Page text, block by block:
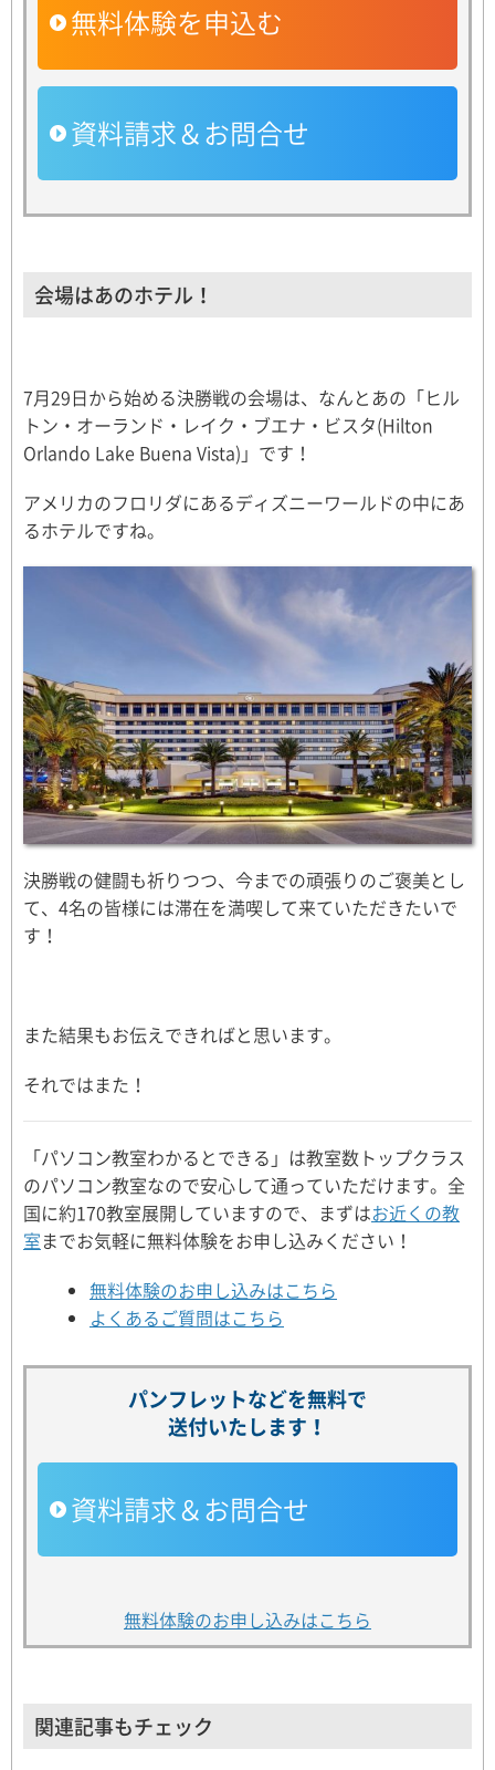
無料体験を申込む
資料請求＆お問合せ
会場はあのホテル！
7月29日から始める決勝戦の会場は、なんとあの「ヒル
トン・オーランド・レイク・ブエナ・ビスタ(Hilton
Orlando Lake Buena Vista)」です！
アメリカのフロリダにあるディズニーワールドの中にあ
るホテルですね。
決勝戦の健闘も祈りつつ、今までの頑張りのご褒美とし
て、4名の皆様には滞在を満喫して来ていただきたいで
す！
また結果もお伝えできればと思います。
それではまた！
「パソコン教室わかるとできる」は教室数トップクラス
のパソコン教室なので安心して通っていただけます。全
国に約170教室展開していますので、まずはお近くの教
室までお気軽に無料体験をお申し込みください！
無料体験のお申し込みはこちら
よくあるご質問はこちら
パンフレットなどを無料で
送付いたします！
資料請求＆お問合せ
無料体験のお申し込みはこちら
関連記事もチェック